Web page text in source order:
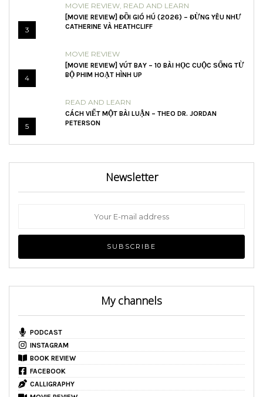
3
MOVIE REVIEW READ AND LEARN
[MOVIE REVIEW] ĐỒI GIÓ HÚ (2026) – ĐỪNG YÊU NHƯ
CATHERINE VÀ HEATHCLIFF
4
MOVIE REVIEW
[MOVIE REVIEW] VÚT BAY – 10 BÀI HỌC CUỘC SỐNG TỪ
BỘ PHIM HOẠT HÌNH UP
5
READ AND LEARN
CÁCH VIẾT MỘT BÀI LUẬN – THEO DR. JORDAN
PETERSON
Newsletter
My channels
PODCAST
INSTAGRAM
BOOK REVIEW
FACEBOOK
CALLIGRAPHY